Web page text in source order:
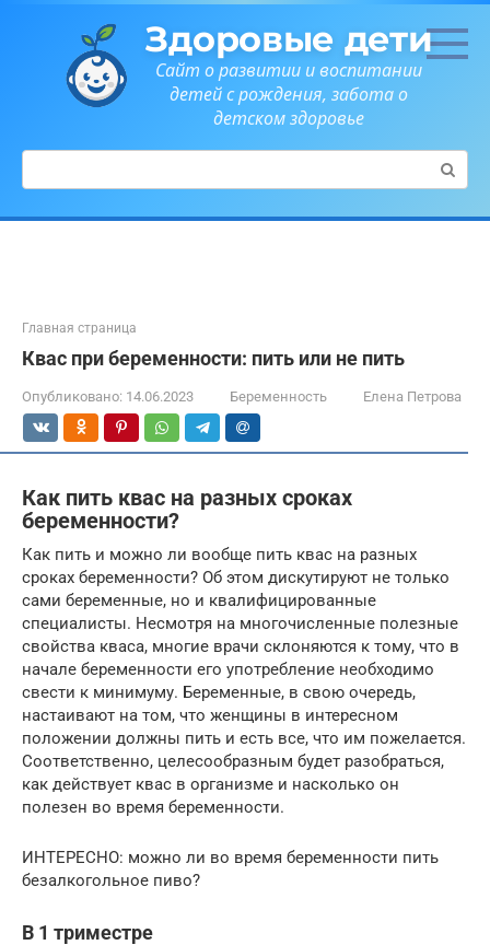
Здоровые дети
Сайт о развитии и воспитании
детей с рождения, забота о
детском здоровье
Поиск:
Главная страница
Квас при беременности: пить или не пить
Опубликовано: 14.06.2023 Беременность Елена Петрова
Как пить квас на разных сроках
беременности?
Как пить и можно ли вообще пить квас на разных
сроках беременности? Об этом дискутируют не только
сами беременные, но и квалифицированные
специалисты. Несмотря на многочисленные полезные
свойства кваса, многие врачи склоняются к тому, что в
начале беременности его употребление необходимо
свести к минимуму. Беременные, в свою очередь,
настаивают на том, что женщины в интересном
положении должны пить и есть все, что им пожелается.
Соответственно, целесообразным будет разобраться,
как действует квас в организме и насколько он
полезен во время беременности.
ИНТЕРЕСНО: можно ли во время беременности пить
безалкогольное пиво?
В 1 триместре